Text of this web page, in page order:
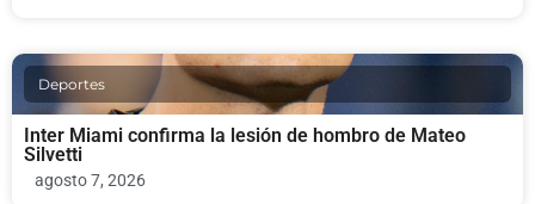
Deportes
Inter Miami confirma la lesión de hombro de Mateo
Silvetti
agosto 7, 2026